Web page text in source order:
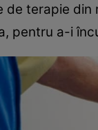
de terapie
pentru a-i